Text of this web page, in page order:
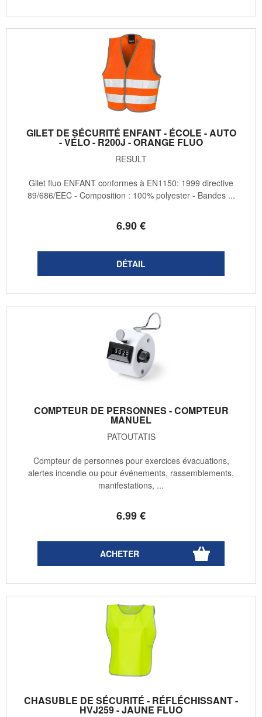
GILET DE SÉCURITÉ ENFANT - ÉCOLE - AUTO
- VÉLO - R200J - ORANGE FLUO
RESULT
6.90€
Gilet fluo ENFANT conformes à EN1150: 1999 directive
89/686/EEC - Composition : 100% polyester - Bandes ...
COMPTEUR DE PERSONNES - COMPTEUR
MANUEL
PATOUTATIS
6.99€
Compteur de personnes pour exercices évacuations,
alertes incendie ou pour événements, rassemblements,
manifestations, ...
CHASUBLE DE SÉCURITÉ - RÉFLÉCHISSANT -
HVJ259 - JAUNE FLUO